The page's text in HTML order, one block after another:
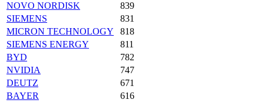
NOVO NORDISK
839
SIEMENS
831
MICRON TECHNOLOGY
818
SIEMENS ENERGY
811
BYD
782
NVIDIA
747
DEUTZ
671
BAYER
616